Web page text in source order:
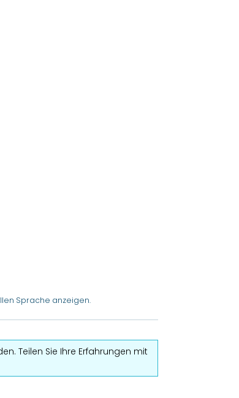
Sprache anzeigen.
Teilen Sie Ihre Erfahrungen mit